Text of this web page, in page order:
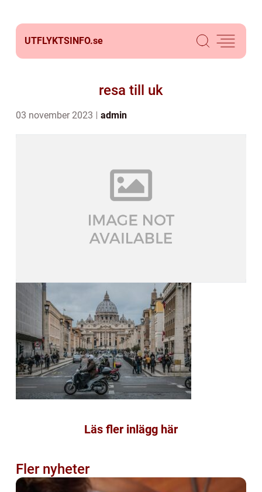
UTFLYKTSINFO.se
resa till uk
03 november 2023 admin
Läs fler inlägg här
Fler nyheter